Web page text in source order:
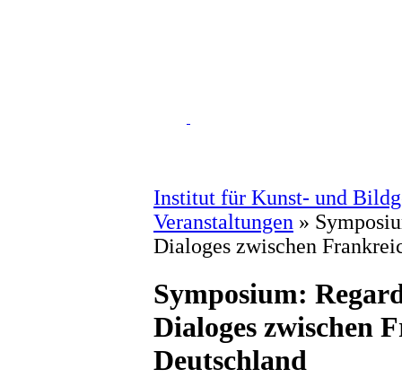
Institut für Kunst- und
Veranstaltungen »
Dialoges zwischen
Symposium:
Dialoges zwischen
Deutschland